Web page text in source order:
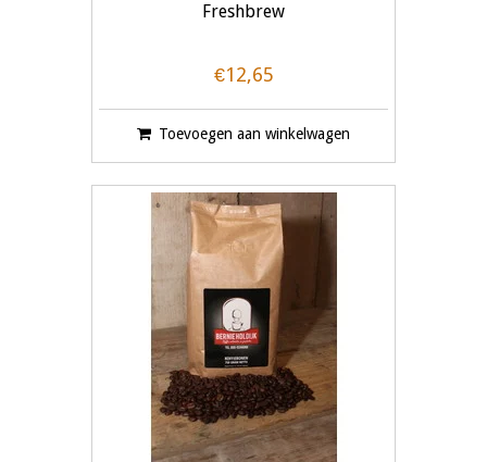
Freshbrew
€12,65
Toevoegen aan winkelwagen